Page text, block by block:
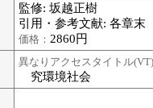
監修: 坂越正樹
引用・参考文献: 各章末
価格： 2860円
異なりアクセスタイトル
究環境社会